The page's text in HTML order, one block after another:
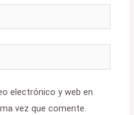
electrónico y web en
vez que comente.